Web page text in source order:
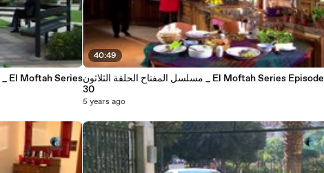
40:49
مسلسل المفتاح الحلقة الثلاثون _ El Moftah Series Episode
30
5 years ago